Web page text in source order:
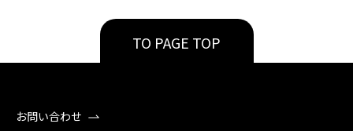
TO PAGE TOP
お問い合わせ